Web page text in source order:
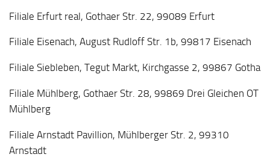
Filiale Erfurt real, Gothaer Str. 22, 99089 Erfurt
Filiale Eisenach, August Rudloff Str. 1b, 99817 Eisenach
Filiale Siebleben, Tegut Markt, Kirchgasse 2, 99867 Gotha
Filiale Mühlberg, Gothaer Str. 28, 99869 Drei Gleichen OT
Mühlberg
Filiale Arnstadt Pavillion, Mühlberger Str. 2, 99310
Arnstadt